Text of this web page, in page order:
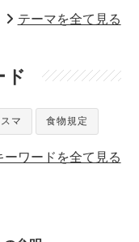
テーマを全て見る
ド
マ 食物規定
ーワードを全て見る